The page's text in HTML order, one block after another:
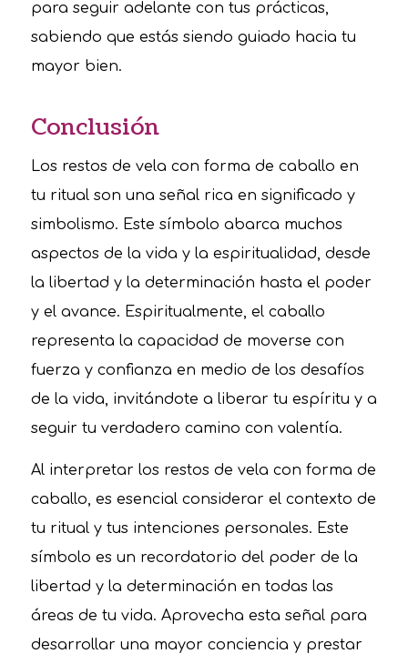
para seguir adelante con tus prácticas,
sabiendo que estás siendo guiado hacia tu
mayor bien.
Conclusión
Los restos de vela con forma de caballo en
tu ritual son una señal rica en significado y
simbolismo. Este símbolo abarca muchos
aspectos de la vida y la espiritualidad, desde
la libertad y la determinación hasta el poder
y el avance. Espiritualmente, el caballo
representa la capacidad de moverse con
fuerza y confianza en medio de los desafíos
de la vida, invitándote a liberar tu espíritu y a
seguir tu verdadero camino con valentía.
Al interpretar los restos de vela con forma de
caballo, es esencial considerar el contexto de
tu ritual y tus intenciones personales. Este
símbolo es un recordatorio del poder de la
libertad y la determinación en todas las
áreas de tu vida. Aprovecha esta señal para
desarrollar una mayor conciencia y prestar